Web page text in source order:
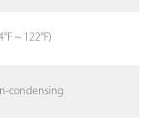
~ 122°F)
condensing